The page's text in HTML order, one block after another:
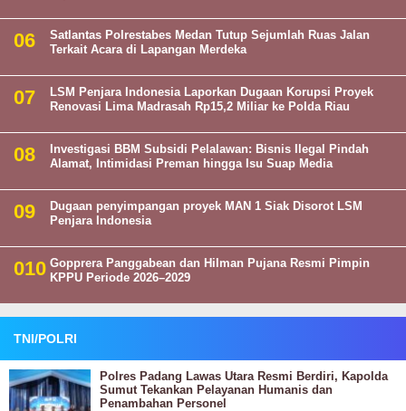
Satlantas Polrestabes Medan Tutup Sejumlah Ruas Jalan
Terkait Acara di Lapangan Merdeka
LSM Penjara Indonesia Laporkan Dugaan Korupsi Proyek
Renovasi Lima Madrasah Rp15,2 Miliar ke Polda Riau
Investigasi BBM Subsidi Pelalawan: Bisnis Ilegal Pindah
Alamat, Intimidasi Preman hingga Isu Suap Media
Dugaan penyimpangan proyek MAN 1 Siak Disorot LSM
Penjara Indonesia
Gopprera Panggabean dan Hilman Pujana Resmi Pimpin
KPPU Periode 2026–2029
TNI/POLRI
Polres Padang Lawas Utara Resmi Berdiri, Kapolda
Sumut Tekankan Pelayanan Humanis dan
Penambahan Personel